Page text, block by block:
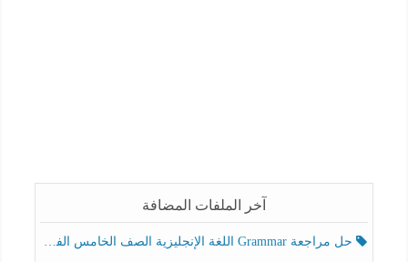
آخر الملفات المضافة
حل مراجعة Grammar اللغة الإنجليزية الصف الخامس الفصل الثالث